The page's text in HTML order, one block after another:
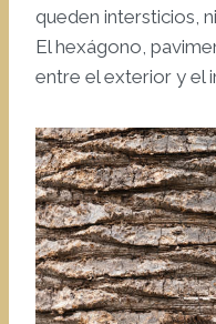
queden intersticios,
El hexágono,
entre el exterior y el